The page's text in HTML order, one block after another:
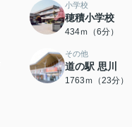
小学校
穂積小学校
434ｍ（6分）
その他
道の駅 思川
1763ｍ（23分）